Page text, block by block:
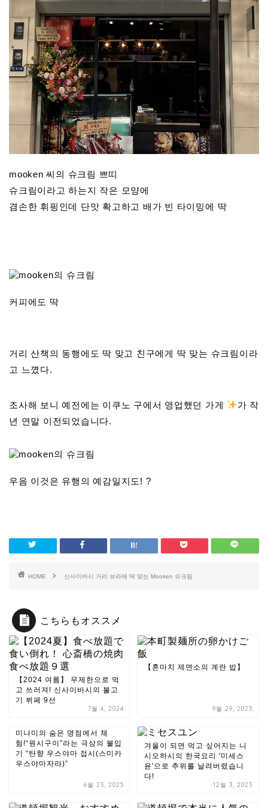
mooken 씨의 슈크림 쁘띠
슈크림이라고 하는지 작은 모양에
겸손한 휘핑인데 단맛 확고하고 배가 빈 타이밍에 딱
커피에도 딱
거리 산책의 동행에도 딱 맞고 친구에게 딱 맞는 슈크림이라
고 느꼈다.
조사해 보니 예전에는 이쿠노 구에서 영업했던 가게
가 작
년 연말 이전되었습니다.
우음 이것은 유행의 예감일지도! ?
HOME 신사이바시 거리 브라에 딱 맞는 Mooken 슈크림
こちらもオススメ
【2024 여름】 무제한으로 먹
고 쓰러져! 신사이바시의 불고
기 뷔페 9선
7월 4, 2024
【혼마치 제면소의 계란 밥】
9월 29, 2023
미나미의 숨은 명점에서 체
험!“원시구이”라는 극상의 불입
기 “탄향 우스야마 접시(스미카
우스야마자라)”
6월 23, 2025
겨울이 되면 먹고 싶어지는 니
시오하시의 한국요리 '미세스
윤'으로 추위를 날려버렸습니
다!
12월 3, 2023